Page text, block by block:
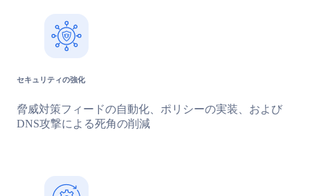
セキュリティの強化
脅威対策フィードの自動化、ポリシーの実装、および
DNS攻撃による死角の削減